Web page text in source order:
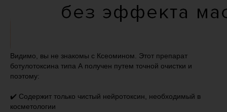
Видимо, вы не знакомы с Ксеомином. Этот препарат
ботулотоксина типа А получен путем точной очистки и
поэтому:
✔️ Содержит только чистый нейротоксин, необходимый в
косметологии